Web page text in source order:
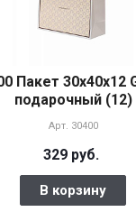
Пакет 30х40х12
подарочный (12)
Арт. 30400
329 руб.
В корзину